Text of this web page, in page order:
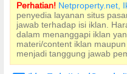
Perhatian! Netproperty.net,
penyedia layanan situs
jawab terhadap isi iklan.
dalam menanggapi iklan
materi/content iklan
menjadi tanggung jawab